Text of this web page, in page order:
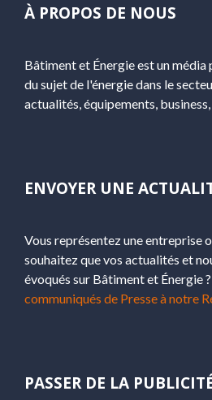
À PROPOS DE NOUS
Bâtiment et Énergie est un
du sujet de l'énergie dans le
actualités, équipements, business,
ENVOYER UNE
Vous représentez une entreprise
souhaitez que vos actualités et
évoqués sur Bâtiment et Énergie ?
communiqués de Presse à notre
PASSER DE LA